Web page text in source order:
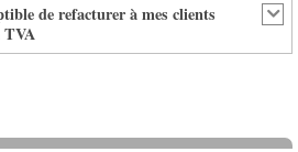
de refacturer à mes clients
TVA